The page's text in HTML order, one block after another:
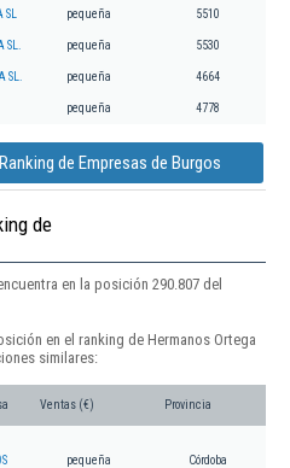
SL pequeña 5510
SL. pequeña 5530
SL. pequeña 4664
pequeña 4778
de Empresas de Burgos
de
en la posición 290.807 del
en el ranking de Hermanos Ortega
similares:
Ventas (€) Provincia
pequeña Córdoba